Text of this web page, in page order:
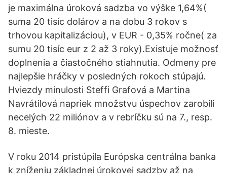
je maximálna úroková sadzba vo výške 1,64%(
suma 20 tisíc dolárov a na dobu 3 rokov s
trhovou kapitalizáciou), v EUR - 0,35% ročne( za
sumu 20 tisíc eur z 2 až 3 roky).Existuje možnosť
doplnenia a čiastočného stiahnutia. Odmeny pre
najlepšie hráčky v posledných rokoch stúpajú.
Hviezdy minulosti Steffi Grafová a Martina
Navrátilová napriek množstvu úspechov zarobili
necelých 22 miliónov a v rebríčku sú na 7., resp.
8. mieste.
V roku 2014 pristúpila Európska centrálna banka
k zníženiu základnej úrokovej sadzby až na